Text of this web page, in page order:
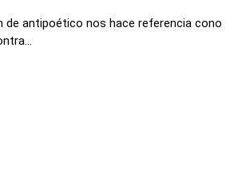
de antipoético nos hace referencia cono